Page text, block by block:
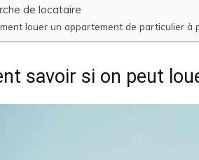
de locataire
louer un appartement de particulier à
savoir si on peut